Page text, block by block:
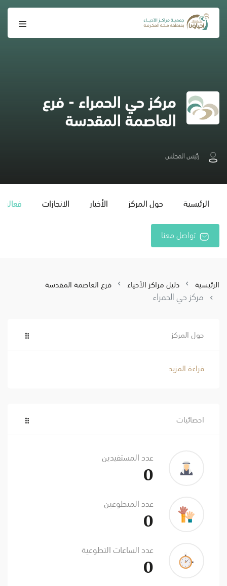
مركز حي الحمراء - فرع
العاصمة المقدسة
رئيس المجلس
الرئيسية حول المركز الأخبار الانجازات
تواصل معنا
الرئيسية دليل مراكز الأحياء فرع العاصمة المقدسة
مركز حي الحمراء
حول المركز
قراءة المزيد
احصائيات
عدد المستفيدين
0
عدد المتطوعين
0
عدد الساعات التطوعية
0